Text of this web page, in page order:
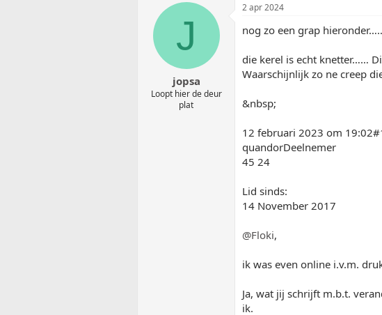
J
jopsa
Loopt hier de deur
plat
2 apr 2024
nog zo een grap
die kerel is echt knetter……
Waarschijnlijk zo ne creep
&nbsp;
12 februari 2023 om
quandorDeelnemer
45 24
Lid sinds:
14 November 2017
@Floki,
ik was even online i.v.m.
Ja, wat jij schrijft m.b.t.
ik.